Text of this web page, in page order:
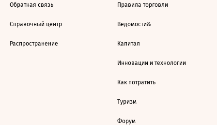
Обратная связь
Справочный центр
Распространение
Правила торговли
Ведомости&
Капитал
Инновации и технологии
Как потратить
Туризм
Форум